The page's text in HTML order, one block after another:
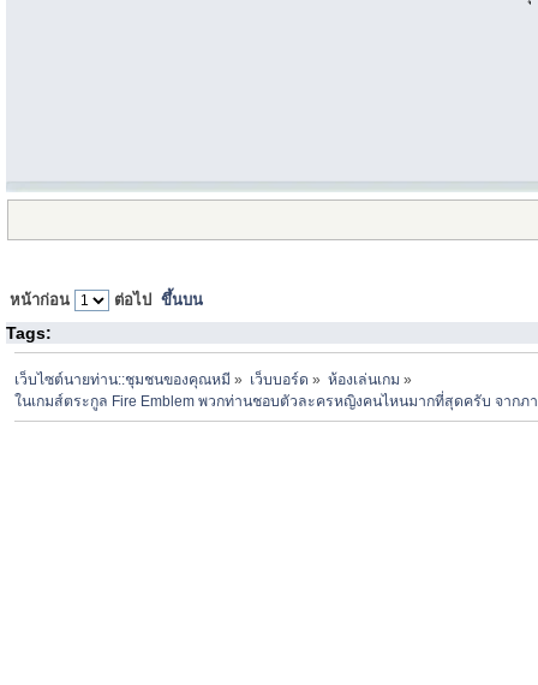
หน้าก่อน ต่อไป ขึ้นบน
Tags:
เว็บไซต์นายท่าน::ชุมชนของคุณหมี » เว็บบอร์ด » ห้องเล่นเกม »
ในเกมส์ตระกูล Fire Emblem พวกท่านชอบตัวละครหญิงคนไหนมากที่สุดครับ จากภ